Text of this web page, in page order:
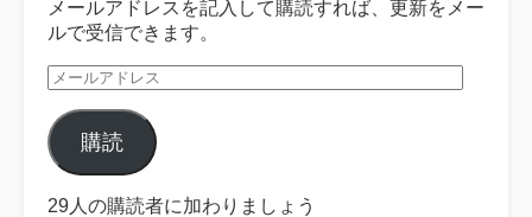
メールアドレスを記入して購読すれば、更新をメー
ルで受信できます。
メ
ル
ア
ド
レ
購読
29人の購読者に加わりましょう